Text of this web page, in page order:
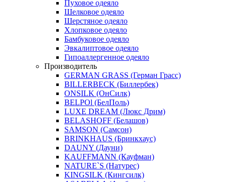
Пуховое одеяло
Шелковое одеяло
Шерстяное одеяло
Хлопковое одеяло
Бамбуковое одеяло
Эвкалиптовое одеяло
Гипоаллергенное одеяло
Производитель
GERMAN GRASS (Герман Грасс)
BILLERBECK (Биллербек)
ONSILK (ОнСилк)
BELPOl (БелПоль)
LUXE DREAM (Люкс Дрим)
BELASHOFF (Белашов)
SAMSON (Самсон)
BRINKHAUS (Бринкхаус)
DAUNY (Дауни)
KAUFFMANN (Кауфман)
NATURE`S (Натурес)
KINGSILK (Кингсилк)